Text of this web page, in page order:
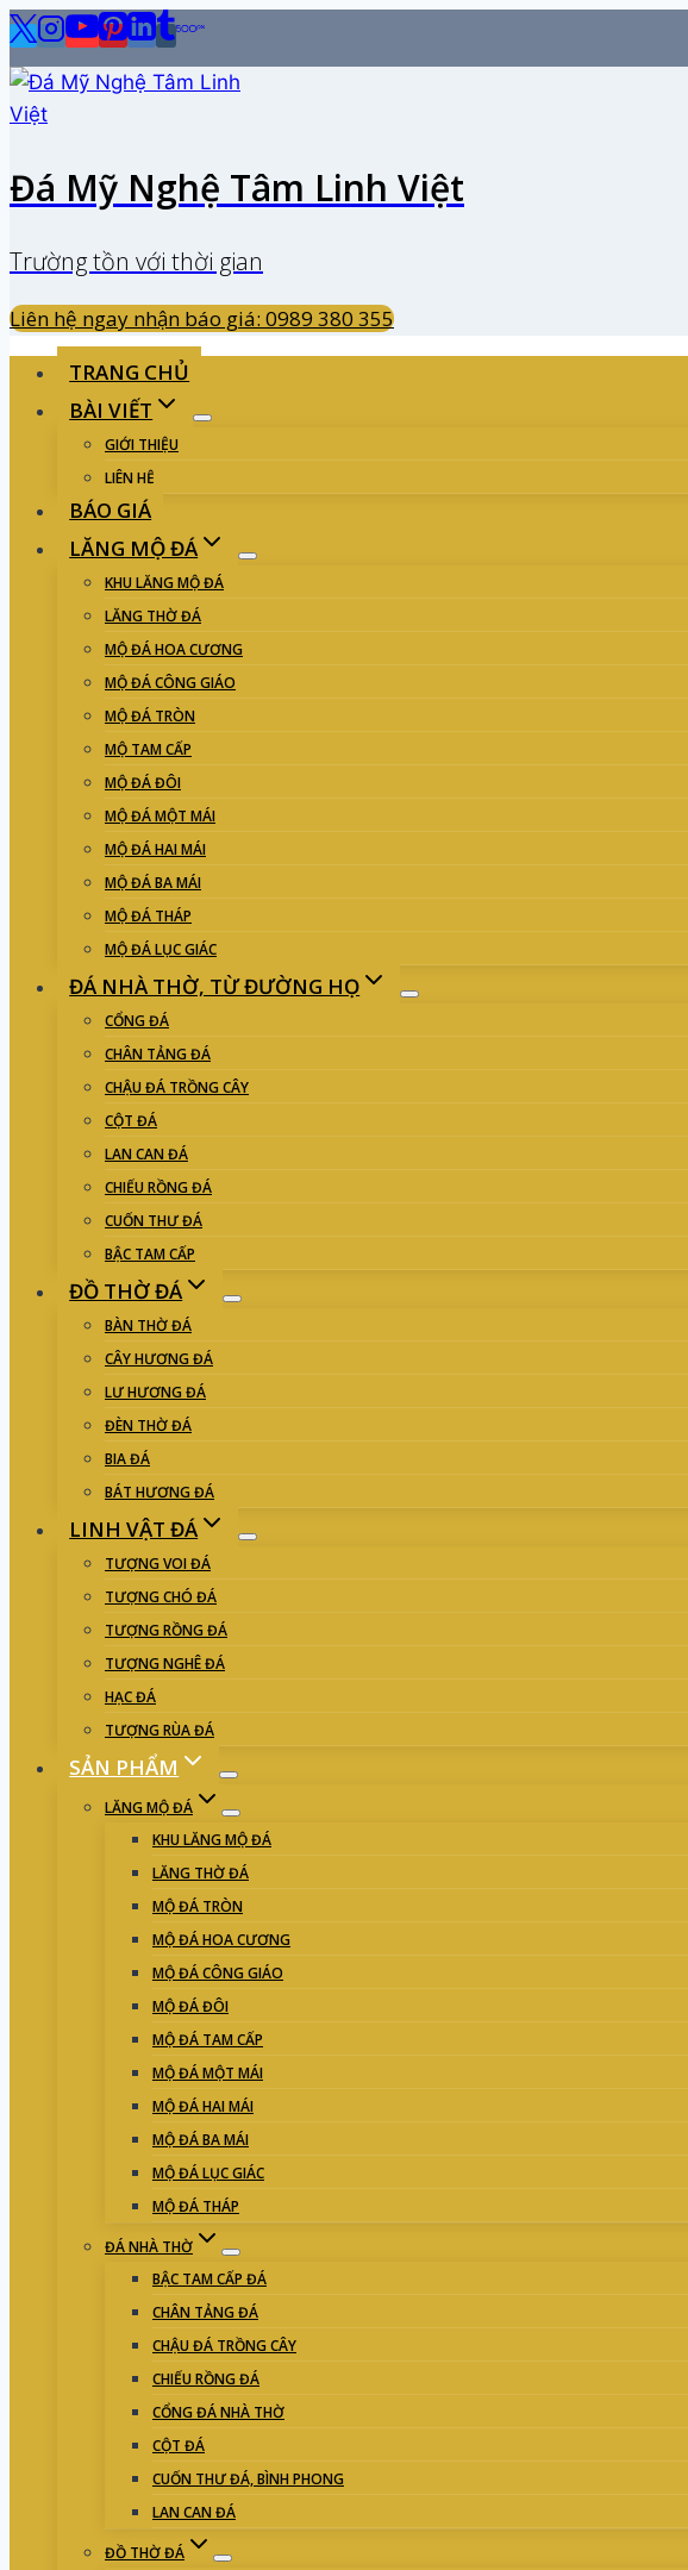
Skip
content
Đá Mỹ Nghệ Tâm Linh Việt
Trường tồn với thời gian
Liên hệ ngay nhận báo giá: 0989 380 355
TRANG CHỦ
BÀI VIẾT
GIỚI THIỆU
LIÊN HỆ
BÁO GIÁ
LĂNG MỘ ĐÁ
KHU LĂNG MỘ ĐÁ
LĂNG THỜ ĐÁ
MỘ ĐÁ HOA CƯƠNG
MỘ ĐÁ CÔNG GIÁO
MỘ ĐÁ TRÒN
MỘ TAM CẤP
MỘ ĐÁ ĐÔI
MỘ ĐÁ MỘT MÁI
MỘ ĐÁ HAI MÁI
MỘ ĐÁ BA MÁI
MỘ ĐÁ THÁP
MỘ ĐÁ LỤC GIÁC
ĐÁ NHÀ THỜ, TỪ ĐƯỜNG HỌ
CỔNG ĐÁ
CHÂN TẢNG ĐÁ
CHẬU ĐÁ TRỒNG CÂY
CỘT ĐÁ
LAN CAN ĐÁ
CHIẾU RỒNG ĐÁ
CUỐN THƯ ĐÁ
BẬC TAM CẤP
ĐỒ THỜ ĐÁ
BÀN THỜ ĐÁ
CÂY HƯƠNG ĐÁ
LƯ HƯƠNG ĐÁ
ĐÈN THỜ ĐÁ
BIA ĐÁ
BÁT HƯƠNG ĐÁ
LINH VẬT ĐÁ
TƯỢNG VOI ĐÁ
TƯỢNG CHÓ ĐÁ
TƯỢNG RỒNG ĐÁ
TƯỢNG NGHÊ ĐÁ
HẠC ĐÁ
TƯỢNG RÙA ĐÁ
SẢN PHẨM
LĂNG MỘ ĐÁ
KHU LĂNG MỘ ĐÁ
LĂNG THỜ ĐÁ
MỘ ĐÁ TRÒN
MỘ ĐÁ HOA CƯƠNG
MỘ ĐÁ CÔNG GIÁO
MỘ ĐÁ ĐÔI
MỘ ĐÁ TAM CẤP
MỘ ĐÁ MỘT MÁI
MỘ ĐÁ HAI MÁI
MỘ ĐÁ BA MÁI
MỘ ĐÁ LỤC GIÁC
MỘ ĐÁ THÁP
ĐÁ NHÀ THỜ
BẬC TAM CẤP ĐÁ
CHÂN TẢNG ĐÁ
CHẬU ĐÁ TRỒNG CÂY
CHIẾU RỒNG ĐÁ
CỔNG ĐÁ NHÀ THỜ
CỘT ĐÁ
CUỐN THƯ ĐÁ, BÌNH PHONG
LAN CAN ĐÁ
ĐỒ THỜ ĐÁ